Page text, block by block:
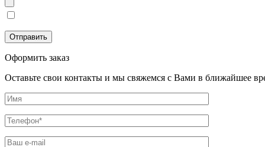
Оформить заказ
Оставьте свои контакты и мы свяжемся с Вами в ближайшее